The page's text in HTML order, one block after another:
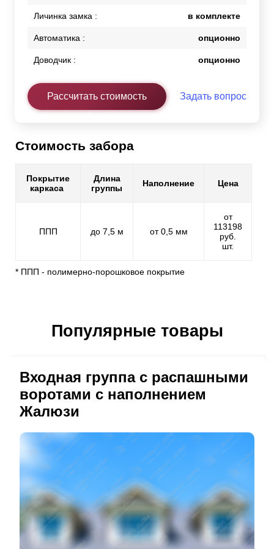
Личинка замка : в комплекте
Автоматика : опционно
Доводчик : опционно
Рассчитать стоимость Задать вопрос
Стоимость забора
Покрытие
каркаса
Длина
группы
Наполнение Цена
ППП до 7,5 м от 0,5 мм
от
113198
руб.
шт.
* ППП - полимерно-порошковое покрытие
Популярные товары
Входная группа с распашными
воротами с наполнением
Жалюзи